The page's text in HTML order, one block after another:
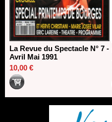
La Revue du Spectacle N° 7 -
Avril Mai 1991
10,00 €